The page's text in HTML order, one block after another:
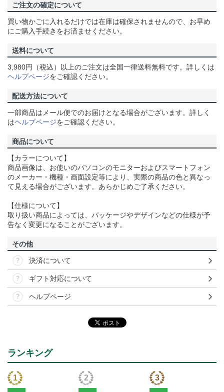
ご注文の確定について
買い物かごに入れるだけでは在庫は確保されませんので、お早め
にご購入手続きをお済ませください。
送料について
3,980円（税込）以上のご注文は全国一律送料無料です。詳しくは
ヘルプページをご確認ください。
配送方法について
一部商品はメール便でのお届けとなる場合がございます。詳しく
はヘルプページをご確認ください。
商品について
【カラーについて】
商品画像は、お使いのパソコンのモニターおよびスマートフォン
のメーカー・機種・画面設定等により、実際の商品の色と異なっ
て見える場合がございます。あらかじめご了承ください。
【仕様について】
取り扱い商品によっては、パッケージやデザインなどの仕様が予
告なく変更になることがございます。
その他
決済について
ギフト対応について
ヘルプページ
ランキング